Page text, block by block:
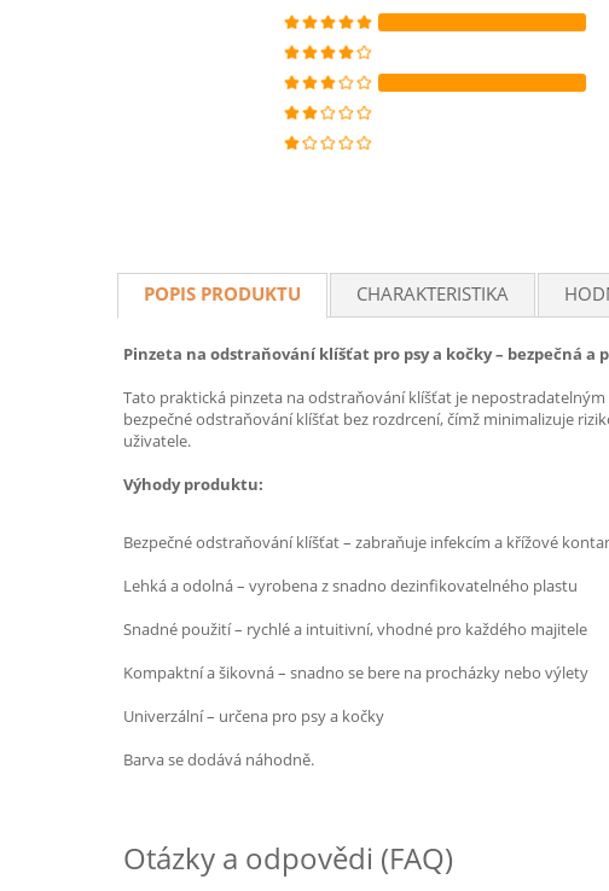
POPIS PRODUKTU CHARAKTERISTIKA
Pinzeta na odstraňování klíšťat pro psy a kočky – bezpečná a
Tato praktická pinzeta na odstraňování klíšťat je
bezpečné odstraňování klíšťat bez rozdrcení, čímž minimalizuje
uživatele.
Výhody produktu:
Bezpečné odstraňování klíšťat – zabraňuje infekcím a křížové
Lehká a odolná – vyrobena z snadno dezinfikovatelného plastu
Snadné použití – rychlé a intuitivní, vhodné pro každého majitele
Kompaktní a šikovná – snadno se bere na procházky nebo výlety
Univerzální – určena pro psy a kočky
Barva se dodává náhodně.
Otázky a odpovědi (FAQ)